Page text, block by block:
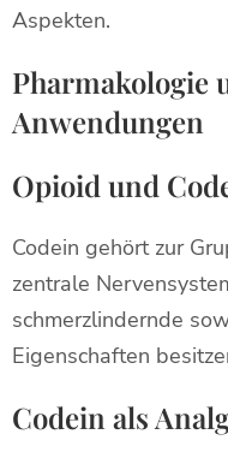
Aspekten.
Pharmakologie
Anwendungen
Opioid und
Codein gehört zur
zentrale
schmerzlindernde
Eigenschaften
Codein als